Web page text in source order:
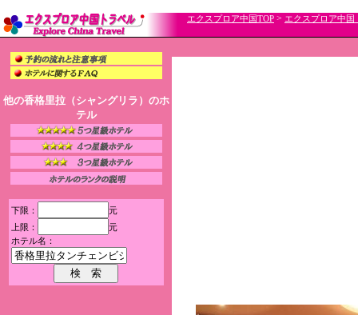
エクスプロア中国TOP > エクスプロア中国
他の香格里拉（シャングリラ）のホ
テル
下限：
元
上限：
元
ホテル名：